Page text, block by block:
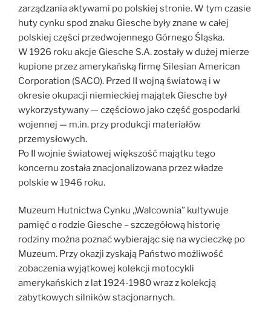
zarządzania aktywami po polskiej stronie. W tym czasie
huty cynku spod znaku Giesche były znane w całej
polskiej części przedwojennego Górnego Śląska.
W 1926 roku akcje Giesche S.A. zostały w dużej mierze
kupione przez amerykańską firmę Silesian American
Corporation (SACO). Przed II wojną światową i w
okresie okupacji niemieckiej majątek Giesche był
wykorzystywany — częściowo jako część gospodarki
wojennej — m.in. przy produkcji materiałów
przemysłowych.
Po II wojnie światowej większość majątku tego
koncernu została znacjonalizowana przez władze
polskie w 1946 roku.
Muzeum Hutnictwa Cynku ,,Walcownia” kultywuje
pamięć o rodzie Giesche – szczegółową historię
rodziny można poznać wybierając się na wycieczkę po
Muzeum. Przy okazji zyskają Państwo możliwość
zobaczenia wyjątkowej kolekcji motocykli
amerykańskich z lat 1924-1980 wraz z kolekcją
zabytkowych silników stacjonarnych.